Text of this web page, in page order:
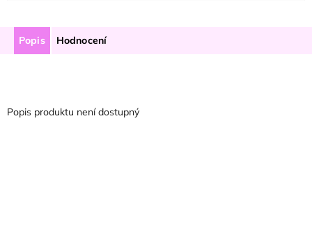
Popis Hodnocení
Popis produktu není dostupný